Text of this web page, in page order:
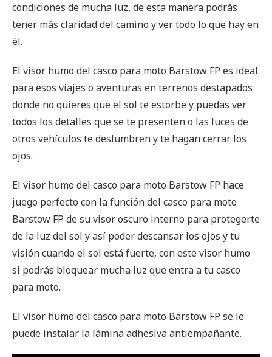
condiciones de mucha luz, de esta manera podrás
tener más claridad del camino y ver todo lo que hay en
él.
El visor humo del casco para moto Barstow FP es ideal
para esos viajes o aventuras en terrenos destapados
donde no quieres que el sol te estorbe y puedas ver
todos los detalles que se te presenten o las luces de
otros vehículos te deslumbren y te hagan cerrar los
ojos.
El visor humo del casco para moto Barstow FP hace
juego perfecto con la función del casco para moto
Barstow FP de su visor oscuro interno para protegerte
de la luz del sol y así poder descansar los ojos y tu
visión cuando el sol está fuerte, con este visor humo
si podrás bloquear mucha luz que entra a tu casco
para moto.
El visor humo del casco para moto Barstow FP se le
puede instalar la lámina adhesiva antiempañante.